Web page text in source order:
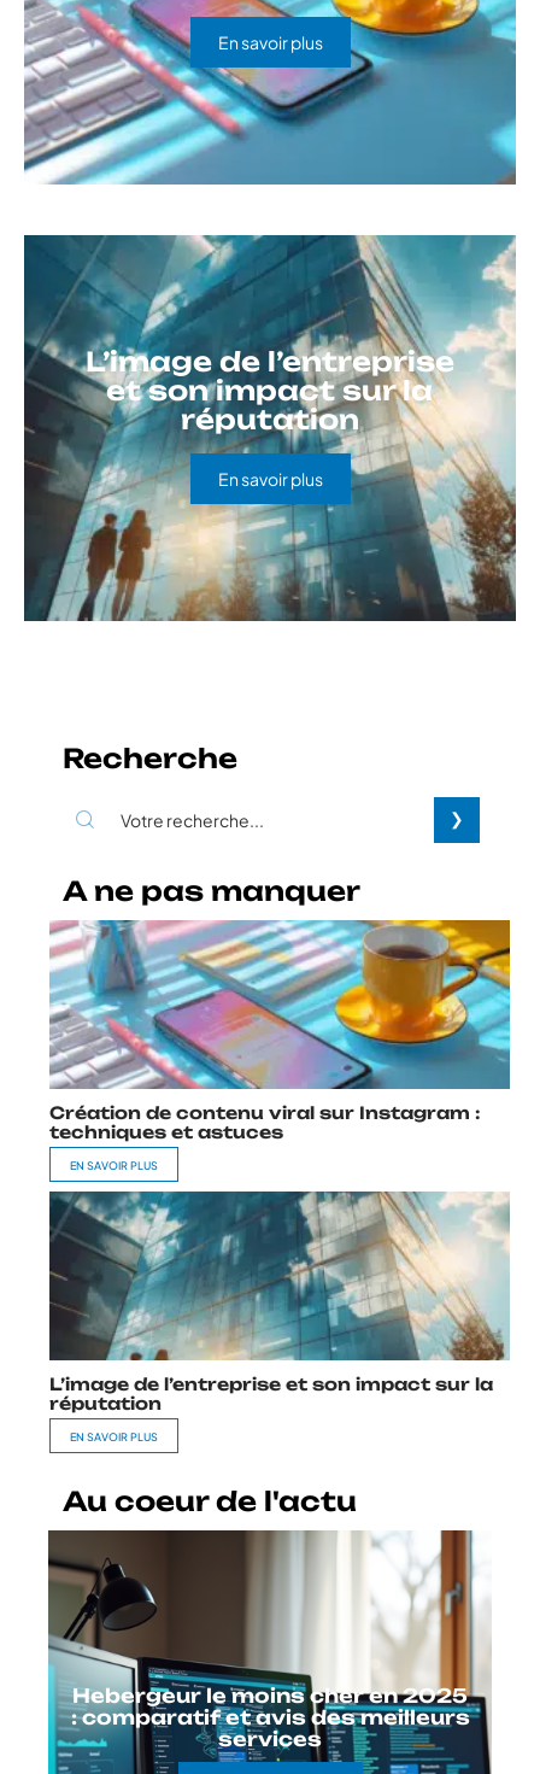
En savoir plus
L’image de l’entreprise
et son impact sur la
réputation
En savoir plus
Recherche
A ne pas manquer
Création de contenu viral sur Instagram :
techniques et astuces
EN SAVOIR PLUS
L’image de l’entreprise et son impact sur la
réputation
EN SAVOIR PLUS
Au coeur de l'actu
Hebergeur le moins cher en 2025
: comparatif et avis des meilleurs
services